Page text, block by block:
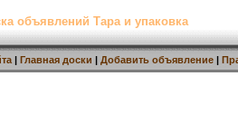
объявлений Тара и упаковка
| Главная доски | Добавить объявление |